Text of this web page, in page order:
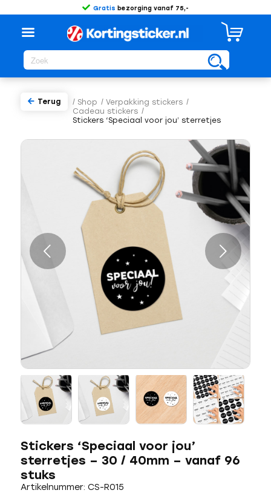
Gratis bezorging vanaf 75,-
/ Shop / Verpakking stickers /
Cadeau stickers /
Stickers ‘Speciaal voor jou’ sterretjes
Terug
Volgende
Stickers ‘Speciaal voor jou’
sterretjes – 30 / 40mm – vanaf 96
stuks
Artikelnummer: CS-R015